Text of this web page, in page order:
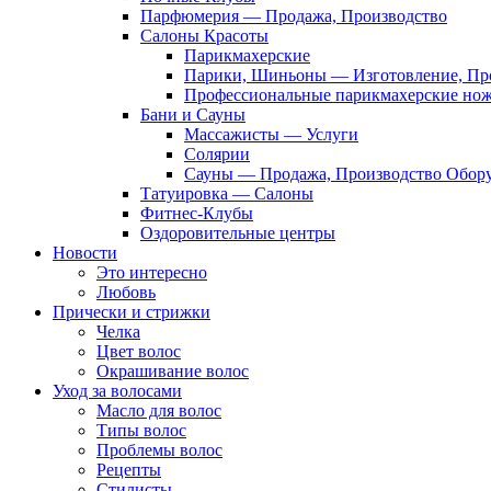
Парфюмерия — Продажа, Производство
Салоны Красоты
Парикмахерские
Парики, Шиньоны — Изготовление,
Профессиональные парикмахерские
Бани и Сауны
Массажисты — Услуги
Солярии
Сауны — Продажа, Производство
Татуировка — Салоны
Фитнес-Клубы
Оздоровительные центры
Новости
Это интересно
Любовь
Прически и стрижки
Челка
Цвет волос
Окрашивание волос
Уход за волосами
Масло для волос
Типы волос
Проблемы волос
Рецепты